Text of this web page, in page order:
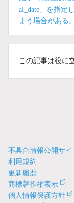
al_date」を指定
まう場合がある。
この記事は役に
不具合情報公開サイ
利用規約
更新履歴
商標著作権表示
個人情報保護方針